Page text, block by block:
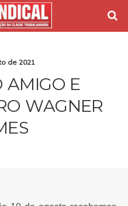
de 2021
AMIGO E
WAGNER